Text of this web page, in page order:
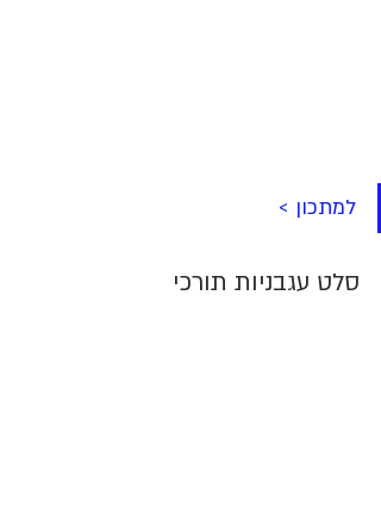
למתכון >
סלט עגבניות תורכי